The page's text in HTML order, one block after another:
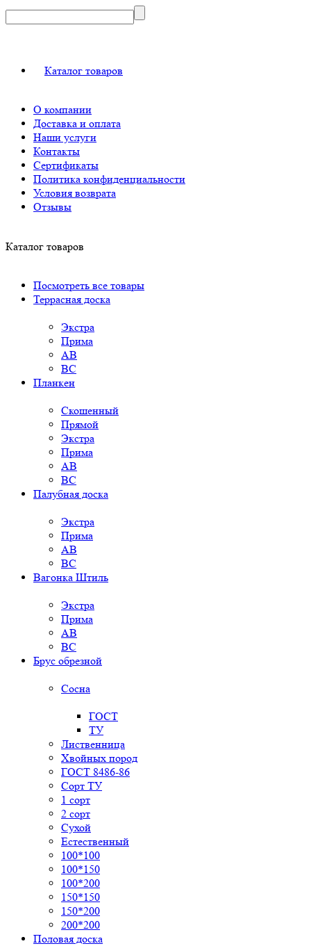
Каталог товаров
О компании
Доставка и оплата
Наши услуги
Контакты
Сертификаты
Политика конфиденциальности
Условия возврата
Отзывы
Каталог товаров
Посмотреть все товары
Террасная доска
Экстра
Прима
AB
BC
Планкен
Скошенный
Прямой
Экстра
Прима
AB
BC
Палубная доска
Экстра
Прима
AB
BC
Вагонка Штиль
Экстра
Прима
AB
BC
Брус обрезной
Сосна
ГОСТ
ТУ
Лиственница
Хвойных пород
ГОСТ 8486-86
Сорт ТУ
1 сорт
2 сорт
Сухой
Естественный
100*100
100*150
100*200
150*150
150*200
200*200
Половая доска